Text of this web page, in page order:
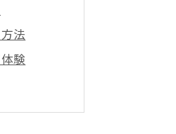
法
験
説